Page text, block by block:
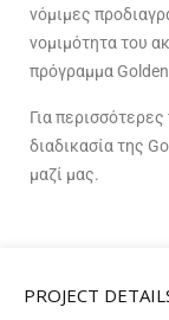
νόμιμες
νομιμότητα του
πρόγραμμα
Για
διαδικασία της
μαζί μας.
PROJECT